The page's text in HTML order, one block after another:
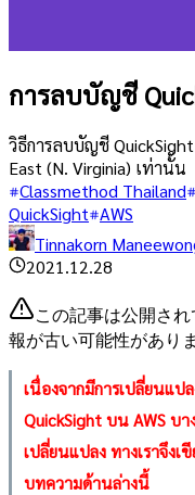
การลบบัญชี
วิธีการลบบัญชี QuickSight
East (N. Virginia) เท่านั้น
Classmethod Thailand
QuickSight AWS
Tinnakorn
2021.12.28
この記事は公開さ
報が古い可能性があり
เนื่องจากมีการเปลี่ยนแป
QuickSight บน AWS บ
เปลี่ยนแปลง ทางเราจึง
บทความด้านล่างนี้